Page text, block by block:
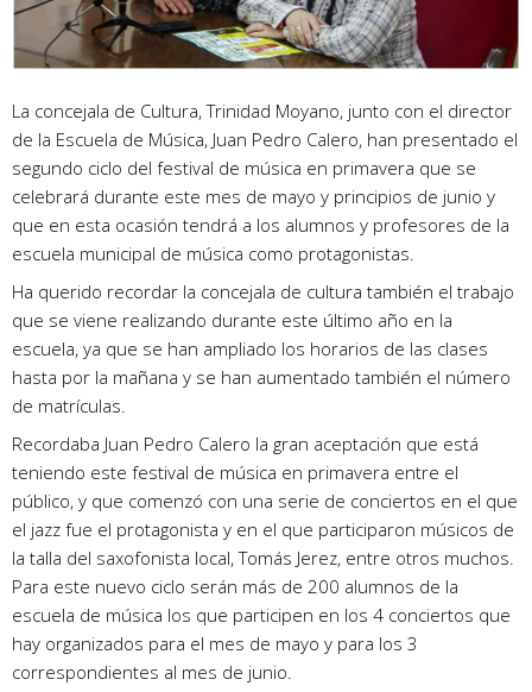
La concejala de Cultura, Trinidad Moyano, junto con el director
de la Escuela de Música, Juan Pedro Calero, han presentado el
segundo ciclo del festival de música en primavera que se
celebrará durante este mes de mayo y principios de junio y
que en esta ocasión tendrá a los alumnos y profesores de la
escuela municipal de música como protagonistas.
Ha querido recordar la concejala de cultura también el trabajo
que se viene realizando durante este último año en la
escuela, ya que se han ampliado los horarios de las clases
hasta por la mañana y se han aumentado también el número
de matrículas.
Recordaba Juan Pedro Calero la gran aceptación que está
teniendo este festival de música en primavera entre el
público, y que comenzó con una serie de conciertos en el que
el jazz fue el protagonista y en el que participaron músicos de
la talla del saxofonista local, Tomás Jerez, entre otros muchos.
Para este nuevo ciclo serán más de 200 alumnos de la
escuela de música los que participen en los 4 conciertos que
hay organizados para el mes de mayo y para los 3
correspondientes al mes de junio.